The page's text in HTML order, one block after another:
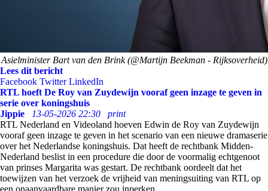
Asielminister Bart van den Brink (@Martijn Beekman - Rijksoverheid)
Lees dit bericht
Facebook Twitter LinkedIn
RTL hoeft De Roy van Zuydewijn vooraf geen inzage te geven in
serie over koningshuis
Jippie
13-05-2026 22:30
print
RTL Nederland en Videoland hoeven Edwin de Roy van Zuydewijn
vooraf geen inzage te geven in het scenario van een nieuwe dramaserie
over het Nederlandse koningshuis. Dat heeft de rechtbank Midden-
Nederland beslist in een procedure die door de voormalig echtgenoot
van prinses Margarita was gestart. De rechtbank oordeelt dat het
toewijzen van het verzoek de vrijheid van meningsuiting van RTL op
een onaanvaardbare manier zou inperken.